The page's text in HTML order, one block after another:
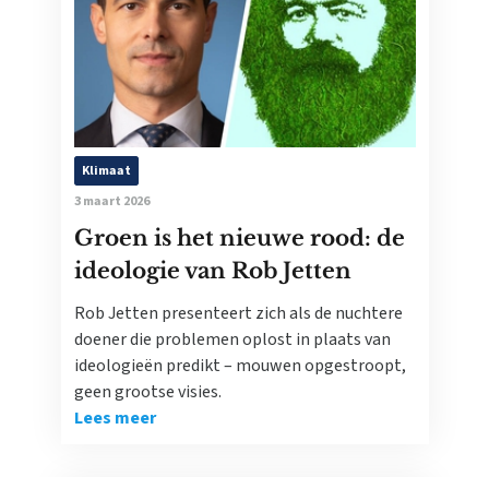
Klimaat
3 maart 2026
Groen is het nieuwe rood: de
ideologie van Rob Jetten
Rob Jetten presenteert zich als de nuchtere
doener die problemen oplost in plaats van
ideologieën predikt – mouwen opgestroopt,
geen grootse visies.
Lees meer